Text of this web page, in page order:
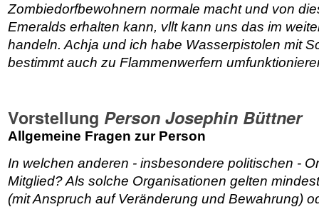
Zombiedorfbewohnern normale macht und von
Emeralds erhalten kann, vllt kann uns das im
handeln. Achja und ich habe Wasserpistolen mit
bestimmt auch zu Flammenwerfern
Vorstellung Person Josephin Büttner
Allgemeine Fragen zur Person
In welchen anderen - insbesondere politischen -
Mitglied? Als solche Organisationen gelten
(mit Anspruch auf Veränderung und Bewahrung)